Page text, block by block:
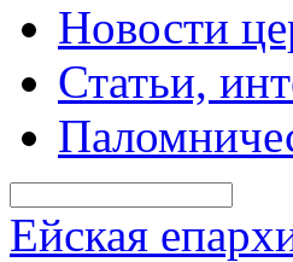
Новости
Статьи,
Ейская